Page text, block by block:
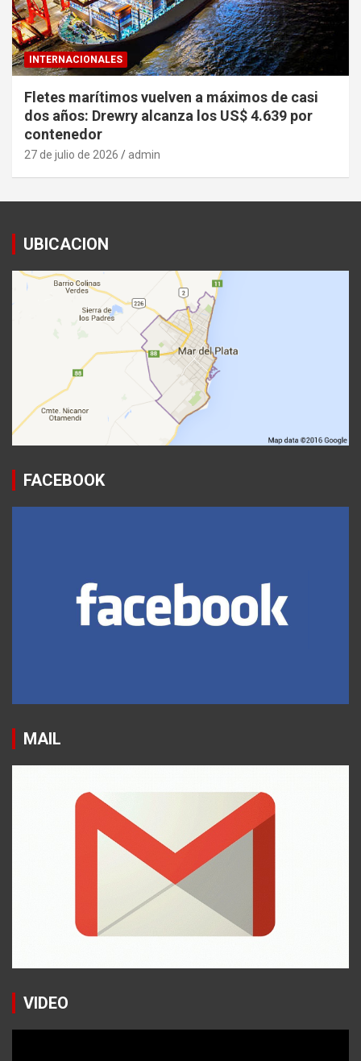
INTERNACIONALES
Fletes marítimos vuelven a máximos de casi
dos años: Drewry alcanza los US$ 4.639 por
contenedor
27 de julio de 2026 admin
UBICACION
FACEBOOK
MAIL
VIDEO